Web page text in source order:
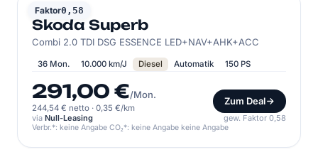
Faktor0,58
SKODA
Skoda Superb
Combi 2.0 TDI DSG ESSENCE LED+NAV+AHK+ACC
36 Mon. 10.000 km/J Diesel Automatik 150 PS
291,00 €/Mon.
244,54 € netto · 0,35 €/km
Zum Deal
via Null-Leasing gew. Faktor 0,58
Verbr.*: keine Angabe CO₂*: keine Angabe keine Angabe